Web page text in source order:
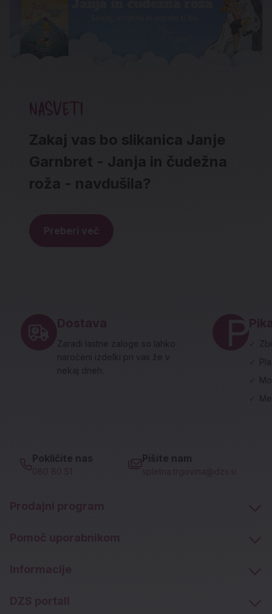
NASVETI
Zakaj vas bo slikanica Janje
Garnbret - Janja in čudežna
roža - navdušila?
Preberi več
Dostava
Zaradi lastne zaloge so lahko
naročeni izdelki pri vas že v
nekaj dneh.
Pokličite nas
080 80 51
Pišite nam
spletna.trgovina@dzs.si
Prodajni program
Pomoč uporabnikom
Informacije
DZS portali